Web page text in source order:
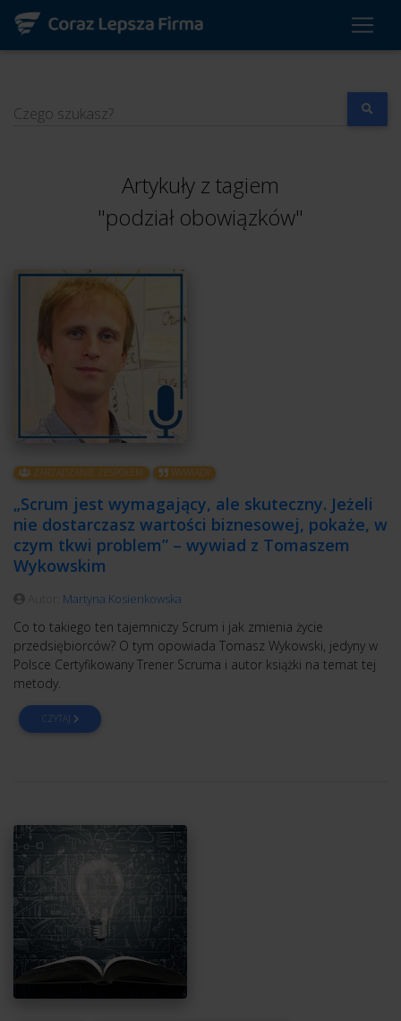
Czego szukasz?
Artykuły z tagiem
"podział obowiązków"
ZARZĄDZANIE ZESPOŁEM WYWIADY
„Scrum jest wymagający, ale skuteczny. Jeżeli
nie dostarczasz wartości biznesowej, pokaże, w
czym tkwi problem” – wywiad z Tomaszem
Wykowskim
Martyna Kosienkowska
Co to takiego ten tajemniczy Scrum i jak zmienia życie
przedsiębiorców? O tym opowiada Tomasz Wykowski, jedyny w
Polsce Certyfikowany Trener Scruma i autor książki na temat tej
metody.
CZYTAJ